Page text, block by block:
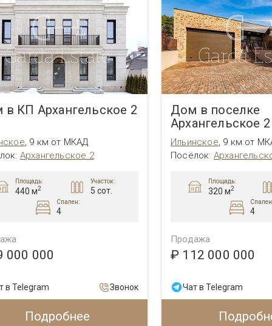
КП Архангельское 2
, 9 км от МКАД
Архангельское 2
Площадь:
440 м2
Участок:
5 сот.
Спален:
4
000 000
в Telegram Звонок
Подробнее
Дом в поселке
Архангельское 2
Ильинское, 9 км от
Посёлок:
Площадь:
320 м2
4
Продажа
₽ 112 000 000
Чат в Telegram